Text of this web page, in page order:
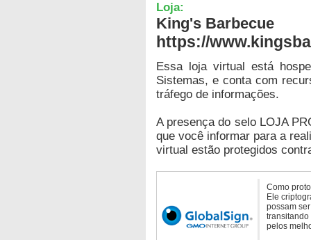
Loja:
King's Barbecue
https://
Essa loja virtual está
Sistemas, e conta com
tráfego de informações.
A presença do selo LOJA
que você informar para a
virtual estão protegidos
Como
Ele
possam
transitando
pelos